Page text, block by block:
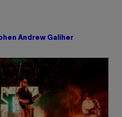
Andrew Galiher